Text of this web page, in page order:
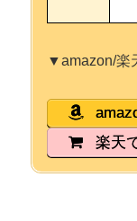
▼amazon/楽
楽天